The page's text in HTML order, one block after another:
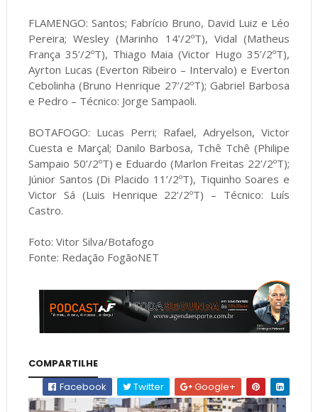
FLAMENGO: Santos; Fabrício Bruno, David Luiz e Léo
Pereira; Wesley (Marinho 14’/2ºT), Vidal (Matheus
França 35’/2ºT), Thiago Maia (Victor Hugo 35’/2ºT),
Ayrton Lucas (Everton Ribeiro – Intervalo) e Everton
Cebolinha (Bruno Henrique 27’/2ºT); Gabriel Barbosa
e Pedro – Técnico: Jorge Sampaoli.
BOTAFOGO: Lucas Perri; Rafael, Adryelson, Victor
Cuesta e Marçal; Danilo Barbosa, Tchê Tchê (Philipe
Sampaio 50’/2ºT) e Eduardo (Marlon Freitas 22’/2ºT);
Júnior Santos (Di Placido 11’/2ºT), Tiquinho Soares e
Victor Sá (Luis Henrique 22’/2ºT) – Técnico: Luís
Castro.
Foto: Vitor Silva/Botafogo
Fonte: Redação FogãoNET
COMPARTILHE
Facebook
Twitter Google+